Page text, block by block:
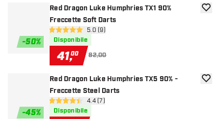
-50%
Red Dragon Luke Humphries TX1 90%
Freccette Soft Darts
apri pannello recensioni
5 stelle di valutazione
5.0 (9)
Disponibile
41,00 82,00
-45%
Red Dragon Luke Humphries TX5 90% -
Freccette Steel Darts
apri pannello recensioni
4.4 stelle di valutazione
4.4 (7)
Disponibile